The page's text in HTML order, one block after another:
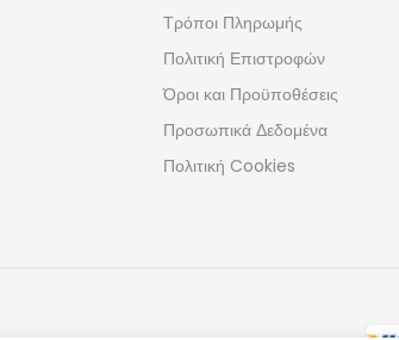
Τρόποι Πληρωμής
Πολιτική Επιστροφών
Όροι και Προϋποθέσεις
Προσωπικά Δεδομένα
Πολιτική Cookies